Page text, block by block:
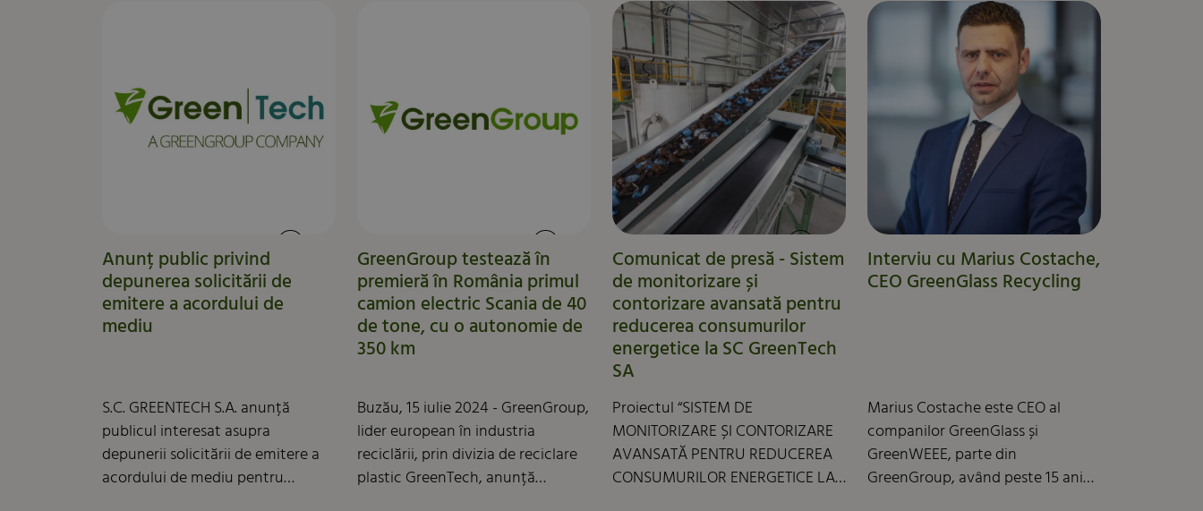
reciclării, serviciilor de mediu,
OIREP și managementul
deșeurilor. Acest document este o
oglindă a performanțelor și
provocărilor grupului, dar mai ales
o hartă a viitorului pe care
GreenGroup îl construiește alături
de parteneri, clienți și comunități.
construirea unei hale de
depozitare și producție parter,
amenajare incintă, organizare
execuție; construirea a 2 hale de
producție P+3, respectiv parter,
hală depozitare parter, amenajare
incintă, organizare execuție;
construirea unei hale depozitare...
Anunț public privind
depunerea solicitării de
emitere a acordului de
mediu
S.C. GREENTECH S.A. anunță
publicul interesat asupra
depunerii solicitării de emitere a
acordului de mediu pentru
GreenGroup testează în
premieră în România primul
camion electric Scania de 40
de tone, cu o autonomie de
350 km
Buzău, 15 iulie 2024 - GreenGroup,
lider european în industria
reciclării, prin divizia de reciclare
plastic GreenTech, anunță
Comunicat de presă - Sistem
de monitorizare și
contorizare avansată pentru
reducerea consumurilor
energetice la SC GreenTech
SA
Proiectul “SISTEM DE
MONITORIZARE ȘI CONTORIZARE
AVANSATĂ PENTRU REDUCEREA
CONSUMURILOR ENERGETICE LA
Interviu cu Marius Costache,
CEO GreenGlass Recycling
Marius Costache este CEO al
companilor GreenGlass și
GreenWEEE, parte din
GreenGroup, având peste 15 ani